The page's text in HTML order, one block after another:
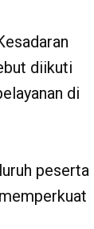
diikuti
di
peserta